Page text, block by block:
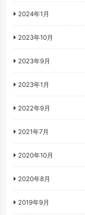
2024年1月
2023年10月
2023年9月
2023年1月
2022年9月
2021年7月
2020年10月
2020年8月
2019年9月